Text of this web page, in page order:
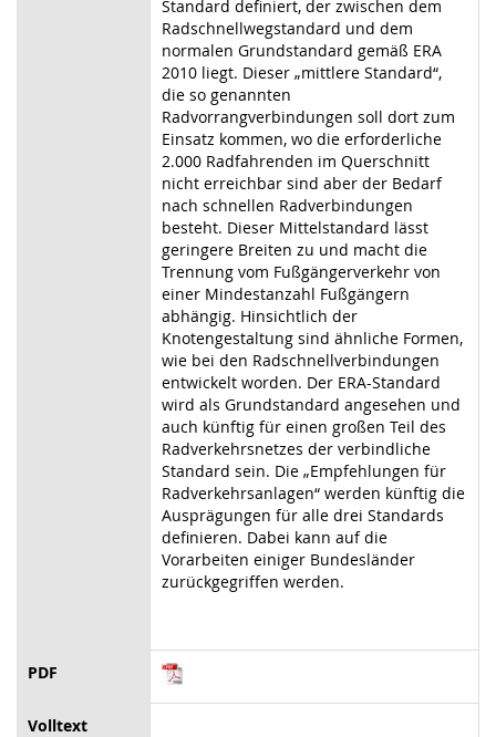
Standard definiert, der zwischen dem
Radschnellwegstandard und dem
normalen Grundstandard gemäß ERA
2010 liegt. Dieser „mittlere Standard“,
die so genannten
Radvorrangverbindungen soll dort zum
Einsatz kommen, wo die erforderliche
2.000 Radfahrenden im Querschnitt
nicht erreichbar sind aber der Bedarf
nach schnellen Radverbindungen
besteht. Dieser Mittelstandard lässt
geringere Breiten zu und macht die
Trennung vom Fußgängerverkehr von
einer Mindestanzahl Fußgängern
abhängig. Hinsichtlich der
Knotengestaltung sind ähnliche Formen,
wie bei den Radschnellverbindungen
entwickelt worden. Der ERA-Standard
wird als Grundstandard angesehen und
auch künftig für einen großen Teil des
Radverkehrsnetzes der verbindliche
Standard sein. Die „Empfehlungen für
Radverkehrsanlagen“ werden künftig die
Ausprägungen für alle drei Standards
definieren. Dabei kann auf die
Vorarbeiten einiger Bundesländer
zurückgegriffen werden.
PDF
Volltext